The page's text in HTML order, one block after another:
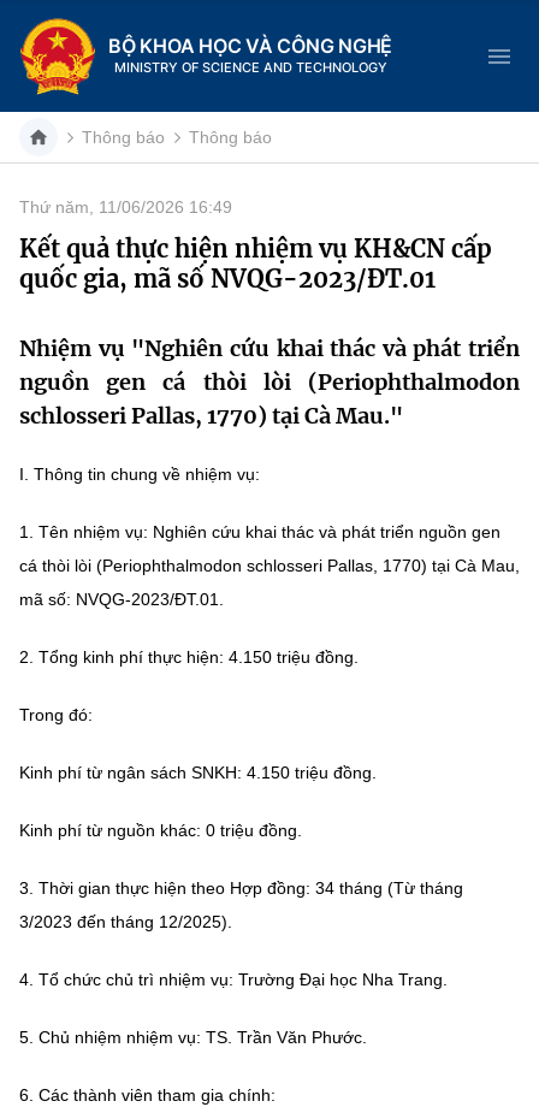
BỘ KHOA HỌC VÀ CÔNG NGHỆ
MINISTRY OF SCIENCE AND TECHNOLOGY
Danh mục
Trang chủ
Giới thiệu
Chức năng nhiệm vụ
Sở Khoa học và Công nghệ
Tin tức sự kiện
Chuyển đổi số
Tin địa phương
Văn bản QPPL
MST IOFFICE
Sở hữu trí tuệ
Tiêu chuẩn, đo lường, chất lượng
Năng lượng nguyên tử
THƯ ĐIỆN TỬ
Khác
Videos
Infographic
Ảnh
Voice
Nhiệm vụ trọng tâm
Chọn ngôn ngữ
Thông báo Thông báo
Thứ năm, 11/06/2026 16:49
Kết quả thực hiện nhiệm vụ KH&CN cấp
quốc gia, mã số NVQG-2023/ĐT.01
Nhiệm vụ "Nghiên cứu khai thác và phát triển
nguồn gen cá thòi lòi (Periophthalmodon
schlosseri Pallas, 1770) tại Cà Mau."
I. Thông tin chung về nhiệm vụ:
1.
Tên nhiệm vụ: Nghiên cứu khai thác và phát triển nguồn gen
cá thòi lòi (Periophthalmodon schlosseri Pallas, 1770) tại Cà Mau,
mã số: NVQG-2023/ĐT.01.
2. Tổng kinh phí thực hiện: 4.150 triệu đồng.
Trong đó:
Kinh phí từ ngân sách SNKH: 4.150 triệu đồng.
Kinh phí từ nguồn khác: 0 triệu đồng.
3. Thời gian thực hiện theo Hợp đồng: 34 tháng (Từ tháng
3/2023 đến tháng 12/2025).
4. Tổ chức chủ trì nhiệm vụ: Trường Đại học Nha Trang.
5. Chủ nhiệm nhiệm vụ: TS. Trần Văn Phước.
6. Các thành viên tham gia chính: